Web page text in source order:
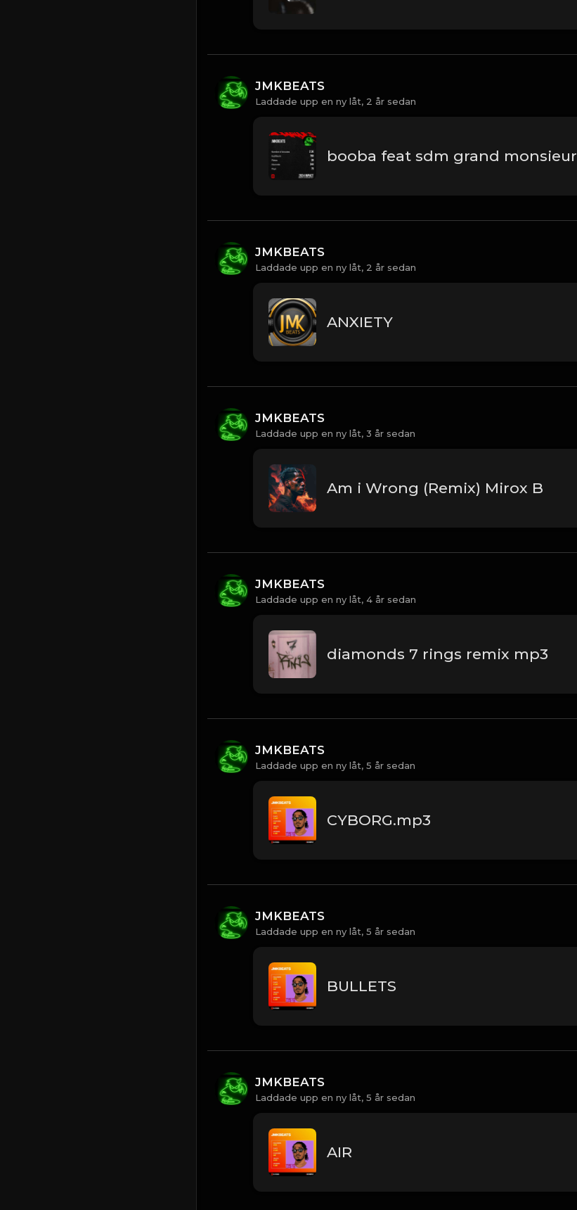
JMKBEATS
Laddade upp en ny låt, 2 år sedan
booba feat sdm grand monsieur
JMKBEATS
Laddade upp en ny låt, 2 år sedan
ANXIETY
JMKBEATS
Laddade upp en ny låt, 3 år sedan
Am i Wrong (Remix) Mirox B
JMKBEATS
Laddade upp en ny låt, 4 år sedan
diamonds 7 rings remix mp3
JMKBEATS
Laddade upp en ny låt, 5 år sedan
CYBORG.mp3
JMKBEATS
Laddade upp en ny låt, 5 år sedan
BULLETS
JMKBEATS
Laddade upp en ny låt, 5 år sedan
AIR